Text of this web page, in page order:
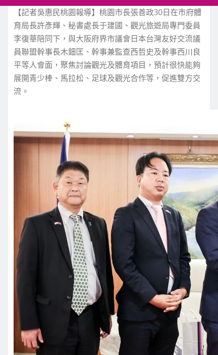
【記者吳惠民桃園報導】桃園市長張善政30日在市府體
育局長許彥輝、秘書處長于建國、觀光旅遊局專門委員
李復華陪同下，與大阪府界市議會日本台灣友好交流議
員聯盟幹事長木鈿匡、幹事兼監查西哲史及幹事西川良
平等人會面，聚焦討論觀光及體育項目，預計很快能夠
展開青少棒、馬拉松、足球及觀光合作等，促進雙方交
流。